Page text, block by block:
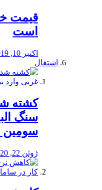
قیمت
است
اکتبر 10, 2019
اشتغال
سنگ
ژوئن 22, 2020